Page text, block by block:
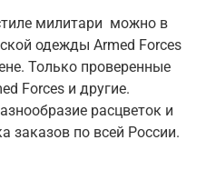
милитари можно в
одежды Armed Forces
Только проверенные
Forces и другие.
расцветок и
заказов по всей России.